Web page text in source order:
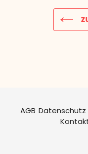
AGB Datenschutz